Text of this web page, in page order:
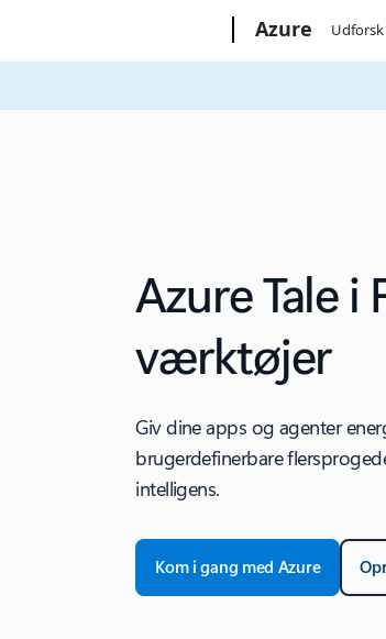
Azure Udforsk
Azure Tale i
værktøjer
Giv dine apps og agenter
brugerdefinerbare
intelligens.
Kom i gang med Azure